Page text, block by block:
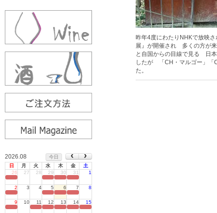
2026.08
今日
日
月 火 水 木 金
土
26
27 28 29 30 31 1
2 3 4 5 6 7 8
9 10 11 12 13 14 15
昨年4度にわたりNHKで放映
展』が開催され 多くの方が
と自国からの目線で見る 日
したが 「CH・マルゴー」「
た。